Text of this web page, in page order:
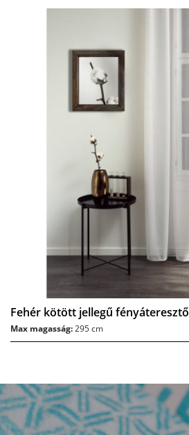
Fehér kötött jellegű fényáteresztő
Max magasság:295 cm